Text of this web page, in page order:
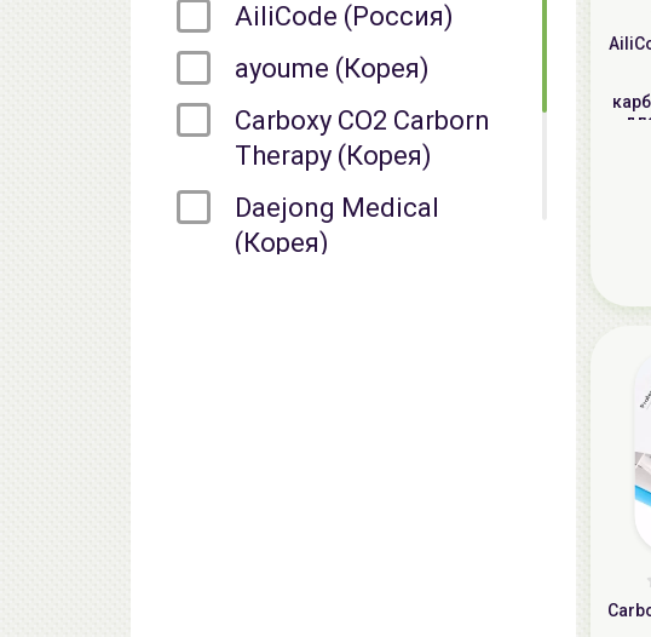
AiliCode (Россия)
ayoume (Корея)
Carboxy CO2 Carborn
Therapy (Корея)
Daejong Medical
(Корея)